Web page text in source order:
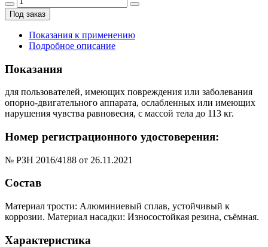
Под заказ
Показания к применению
Подробное описание
Показания
для пользователей, имеющих повреждения или заболевания
опорно-двигательного аппарата, ослабленных или имеющих
нарушения чувства равновесия, с массой тела до 113 кг.
Номер регистрационного удостоверения:
№ РЗН 2016/4188 от 26.11.2021
Состав
Материал трости: Алюминиевый сплав, устойчивый к
коррозии. Материал насадки: Износостойкая резина, съёмная.
Характеристика